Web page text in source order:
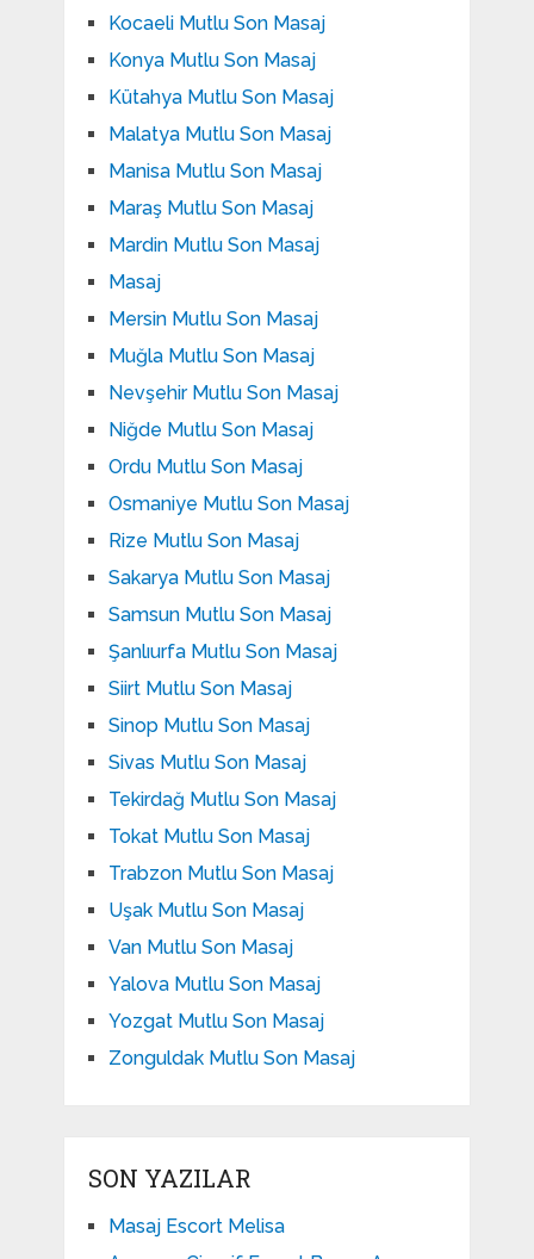
Kocaeli Mutlu Son Masaj
Konya Mutlu Son Masaj
Kütahya Mutlu Son Masaj
Malatya Mutlu Son Masaj
Manisa Mutlu Son Masaj
Maraş Mutlu Son Masaj
Mardin Mutlu Son Masaj
Masaj
Mersin Mutlu Son Masaj
Muğla Mutlu Son Masaj
Nevşehir Mutlu Son Masaj
Niğde Mutlu Son Masaj
Ordu Mutlu Son Masaj
Osmaniye Mutlu Son Masaj
Rize Mutlu Son Masaj
Sakarya Mutlu Son Masaj
Samsun Mutlu Son Masaj
Şanlıurfa Mutlu Son Masaj
Siirt Mutlu Son Masaj
Sinop Mutlu Son Masaj
Sivas Mutlu Son Masaj
Tekirdağ Mutlu Son Masaj
Tokat Mutlu Son Masaj
Trabzon Mutlu Son Masaj
Uşak Mutlu Son Masaj
Van Mutlu Son Masaj
Yalova Mutlu Son Masaj
Yozgat Mutlu Son Masaj
Zonguldak Mutlu Son Masaj
SON YAZILAR
Masaj Escort Melisa